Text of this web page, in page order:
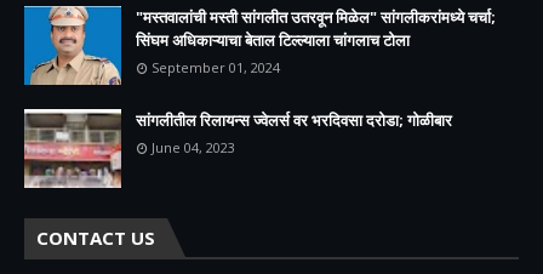
"मस्तवालांची मस्ती सांगलीत उतरवून मिळेल" सांगलीकरांमध्ये चर्चा;
सिंघम अधिकाऱ्याचा बेताल टिल्ल्याला चांगलाच टोला
September 01, 2024
सांगलीतील रिलायन्स ज्वेलर्स वर भरदिवसा दरोडा; गोळीबार
June 04, 2023
CONTACT US